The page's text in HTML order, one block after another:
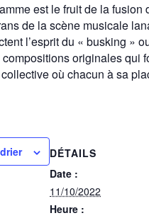
est le fruit de la
de la scène musicale
l’esprit du « busking »
originales qui
où chacun à sa
DÉTAILS
Date :
11/10/2022
Heure :